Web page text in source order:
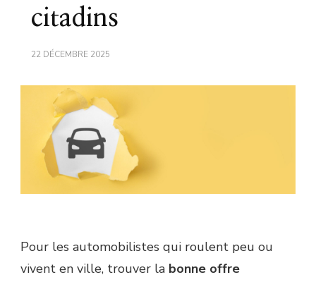
citadins
22 DÉCEMBRE 2025
Pour les automobilistes qui roulent peu ou
vivent en ville, trouver la bonne offre